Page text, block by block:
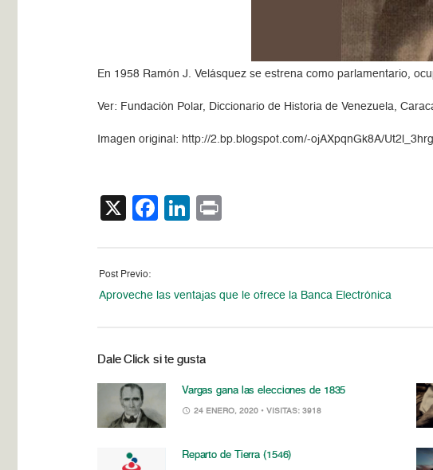
En 1958 Ramón J. Velásquez se estrena como parlamentario,
Ver: Fundación Polar, Diccionario de Historia de Venezuela,
Imagen original: http://2.bp.blogspot.com/-ojAXpqnGk8A/
X Facebook
LinkedIn
Post Previo:
Aproveche las ventajas que le ofrece la Banca Electrónica
Dale Click si te gusta
Vargas gana las elecciones de 1835
24 ENERO, 2020 • VISITAS: 3918
Reparto de Tierra (1546)